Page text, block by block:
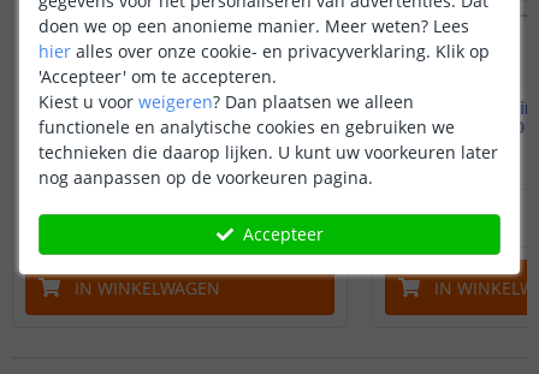
Slimme klimaatsensor
Op wifi
(1 reviews)
OP VOORRAAD 19,95
IN WINKELWAGEN
Aqara
W100
OP VOORRAAD
IN
doen we op een anonieme manier. Meer weten? Lees
hier alles over onze cookie- en privacyverklaring. Klik op
'Accepteer' om te accepteren.
Kiest u voor weigeren? Dan plaatsen we alleen
functionele en analytische cookies en gebruiken we
technieken die daarop lijken. U kunt uw voorkeuren later
nog aanpassen op de voorkeuren pagina.
Accepteer